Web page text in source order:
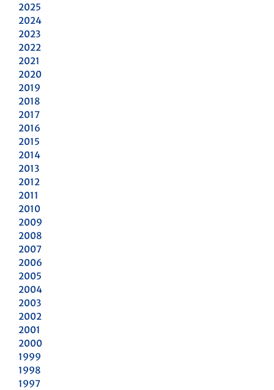
2025
2024
2023
2022
2021
2020
2019
2018
2017
2016
2015
2014
2013
2012
2011
2010
2009
2008
2007
2006
2005
2004
2003
2002
2001
2000
1999
1998
1997